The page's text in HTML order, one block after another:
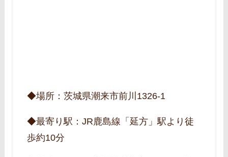
◆場所：茨城県潮来市前川1326-1
◆最寄り駅：JR鹿島線「延方」駅より徒
歩約10分